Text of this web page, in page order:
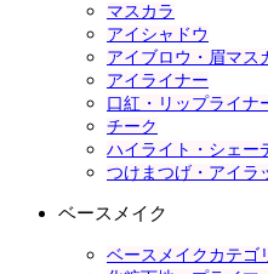
マスカラ
アイシャドウ
アイブロウ・眉マス
アイライナー
口紅・リップライナ
チーク
ハイライト・シェー
つけまつげ・アイラ
ベースメイク
ベースメイクカテゴ